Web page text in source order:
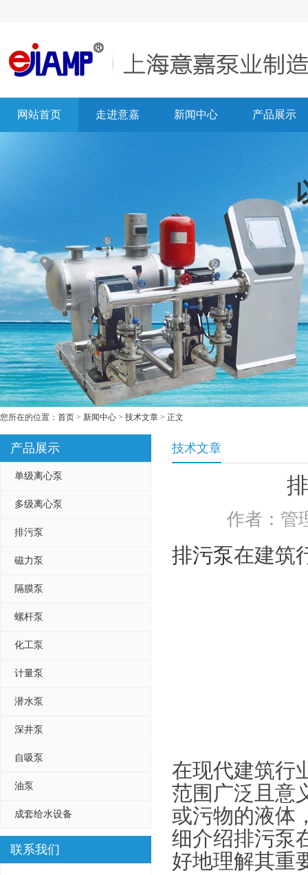
网站首页 走进意嘉 新闻中心 产品展示
您所在的位置： 首页 > 新闻中心 > 技术文章 > 正文
产品展示
单级离心泵
多级离心泵
排污泵
磁力泵
隔膜泵
螺杆泵
化工泵
计量泵
潜水泵
深井泵
自吸泵
油泵
成套给水设备
联系我们
技术文章
作者：
排污泵在建筑
在现代建筑行
范围广泛且意
或污物的液体
细介绍排污泵
好地理解其重